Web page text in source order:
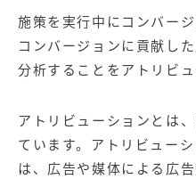
施策を実行中にコンバー
コンバージョンに貢献し
分析することをアトリビ
アトリビューションとは
ています。アトリビュー
は、広告や媒体による広